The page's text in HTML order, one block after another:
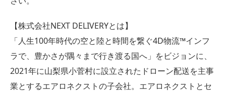
【株式会社NEXT DELIVERYとは】
「人生100年時代の空と陸と時間を繋ぐ4D物流™インフ
ラで、豊かさが隅々まで行き渡る国へ」をビジョンに、
2021年に山梨県小菅村に設立されたドローン配送を主事
業とするエアロネクストの子会社。エアロネクストとセ